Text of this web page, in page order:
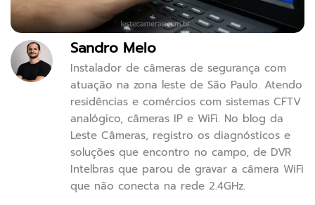
Sandro Melo
Instalador de câmeras de segurança com
atuação na zona leste de São Paulo. Atendo
residências e comércios com sistemas CFTV
analógico, câmeras IP e WiFi. No blog da
Leste Câmeras, registro os diagnósticos e
soluções que encontro no campo, de DVR
Intelbras que parou de gravar a câmera WiFi
que não conecta na rede 2.4GHz.